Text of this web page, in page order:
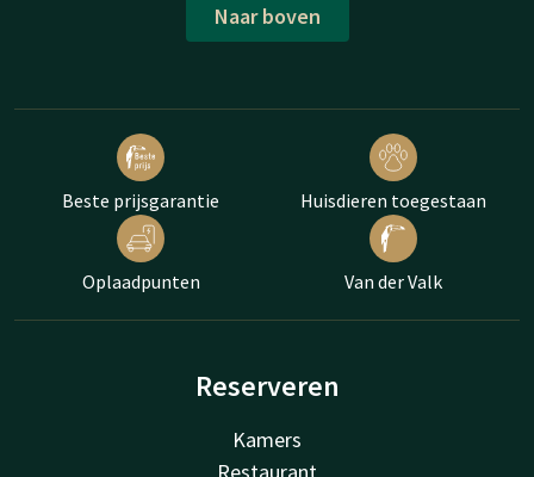
Naar boven
Beste prijsgarantie Huisdieren toegestaan
Oplaadpunten Van der Valk
Reserveren
Kamers